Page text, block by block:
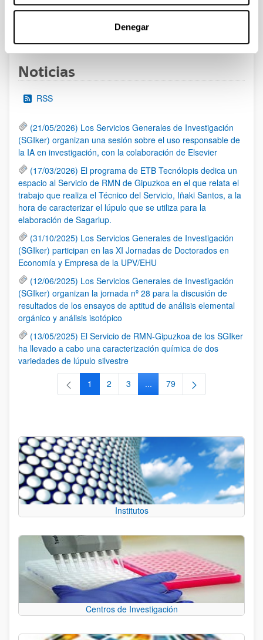
Denegar
Páginas intermedias Use TAB para
PáginaPágina
10 11
Noticias
RSS
(21/05/2026) Los Servicios Generales de Investigación
(SGIker) organizan una sesión sobre el uso responsable de
la IA en investigación, con la colaboración de Elsevier
(17/03/2026) El programa de ETB Tecnólopis dedica un
espacio al Servicio de RMN de Gipuzkoa en el que relata el
trabajo que realiza el Técnico del Servicio, Iñaki Santos, a la
hora de caracterizar el lúpulo que se utiliza para la
elaboración de Sagarlup.
(31/10/2025) Los Servicios Generales de Investigación
(SGIker) participan en las XI Jornadas de Doctorados en
Economía y Empresa de la UPV/EHU
(12/06/2025) Los Servicios Generales de Investigación
(SGIker) organizan la jornada nº 28 para la discusión de
resultados de los ensayos de aptitud de análisis elemental
orgánico y análisis isotópico
(13/05/2025) El Servicio de RMN-Gipuzkoa de los SGIker
ha llevado a cabo una caracterización química de dos
variedades de lúpulo silvestre
Página
1 Página
2 Página
3 ...Páginas intermedias Use TAB
Página
79
Institutos
Centros de Investigación